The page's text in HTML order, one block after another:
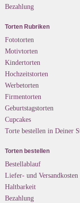
Bezahlung
Torten Rubriken
Fototorten
Motivtorten
Kindertorten
Hochzeitstorten
Werbetorten
Firmentorten
Geburtstagstorten
Cupcakes
Torte bestellen in Deiner
Torten bestellen
Bestellablauf
Liefer- und Versandkosten
Haltbarkeit
Bezahlung